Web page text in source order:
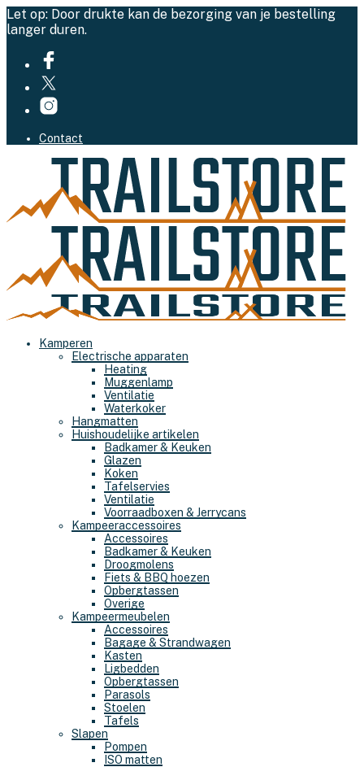
Let op: Door drukte kan de bezorging van je bestelling
langer duren.
Contact
Kamperen
Electrische apparaten
Heating
Muggenlamp
Ventilatie
Waterkoker
Hangmatten
Huishoudelijke artikelen
Badkamer & Keuken
Glazen
Koken
Tafelservies
Ventilatie
Voorraadboxen & Jerrycans
Kampeeraccessoires
Accessoires
Badkamer & Keuken
Droogmolens
Fiets & BBQ hoezen
Opbergtassen
Overige
Kampeermeubelen
Accessoires
Bagage & Strandwagen
Kasten
Ligbedden
Opbergtassen
Parasols
Stoelen
Tafels
Slapen
Pompen
ISO matten